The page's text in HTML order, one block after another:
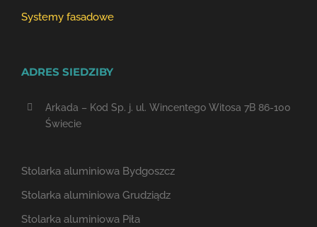
Systemy fasadowe
ADRES SIEDZIBY
Arkada – Kod Sp. j. ul. Wincentego Witosa 7B 86-100
Świecie
Stolarka aluminiowa Bydgoszcz
Stolarka aluminiowa Grudziądz
Stolarka aluminiowa Piła